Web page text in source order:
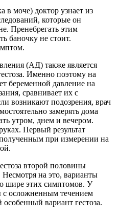
в моче) доктор узнает из
которые он
Пренебрегать этим
баночку не стоит.
(АД) также является
Именно поэтому на
беременной давление на
сравнивает их с
возникают подозрения, врач
замерять дома
утром, днем и вечером.
Первый результат
при измерении на
второй половины
Несмотря на это, варианты
шире этих симптомов. У
осложненным течением
особенный вариант гестоза.